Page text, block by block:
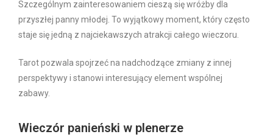
Szczególnym zainteresowaniem cieszą się wróżby dla
przyszłej panny młodej. To wyjątkowy moment, który często
staje się jedną z najciekawszych atrakcji całego wieczoru.
Tarot pozwala spojrzeć na nadchodzące zmiany z innej
perspektywy i stanowi interesujący element wspólnej
zabawy.
Wieczór panieński w plenerze